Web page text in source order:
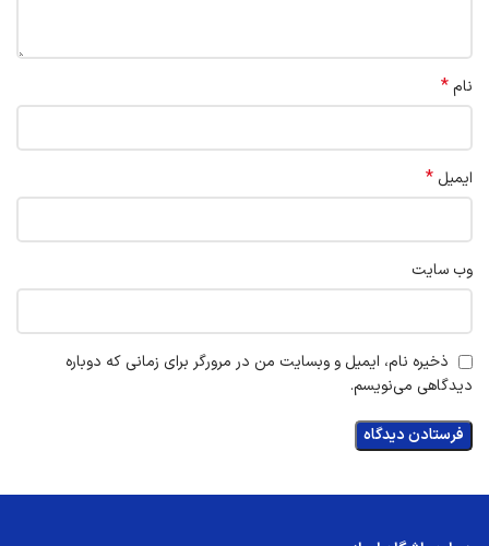
نام*
ایمیل *
وب‌ سایت
ذخیره نام، ایمیل و وبسایت من در مرورگر برای زمانی که دوباره
دیدگاهی می‌نویسم.